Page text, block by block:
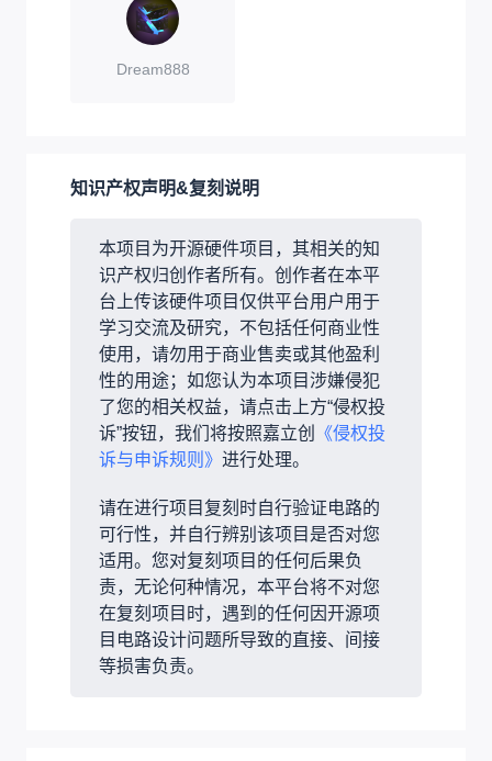
Dream888
知识产权声明&复刻说明
本项目为开源硬件项目，其相关的知
识产权归创作者所有。创作者在本平
台上传该硬件项目仅供平台用户用于
学习交流及研究，不包括任何商业性
使用，请勿用于商业售卖或其他盈利
性的用途；如您认为本项目涉嫌侵犯
了您的相关权益，请点击上方“侵权投
诉”按钮，我们将按照嘉立创
《侵权投
诉与申诉规则》 进行处理。
请在进行项目复刻时自行验证电路的
可行性，并自行辨别该项目是否对您
适用。您对复刻项目的任何后果负
责，无论何种情况，本平台将不对您
在复刻项目时，遇到的任何因开源项
目电路设计问题所导致的直接、间接
等损害负责。